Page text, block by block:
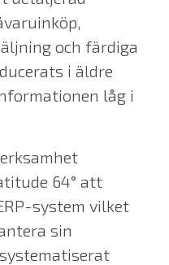
och färdiga
i äldre
låg i
64° att
system vilket
sin